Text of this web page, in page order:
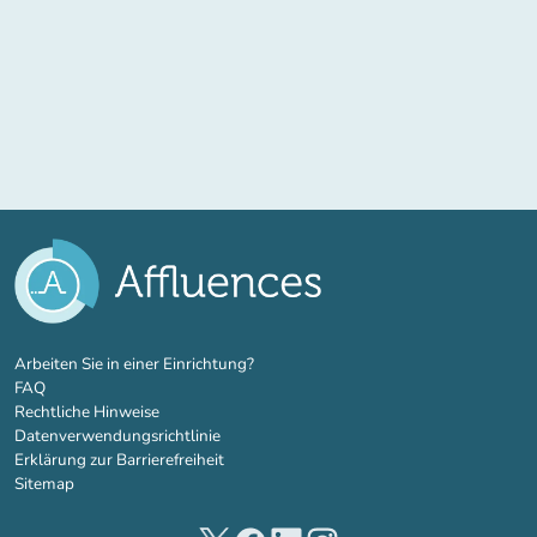
Arbeiten Sie in einer Einrichtung?(new tab)
FAQ
Rechtliche Hinweise
Datenverwendungsrichtlinie
Erklärung zur Barrierefreiheit
Sitemap